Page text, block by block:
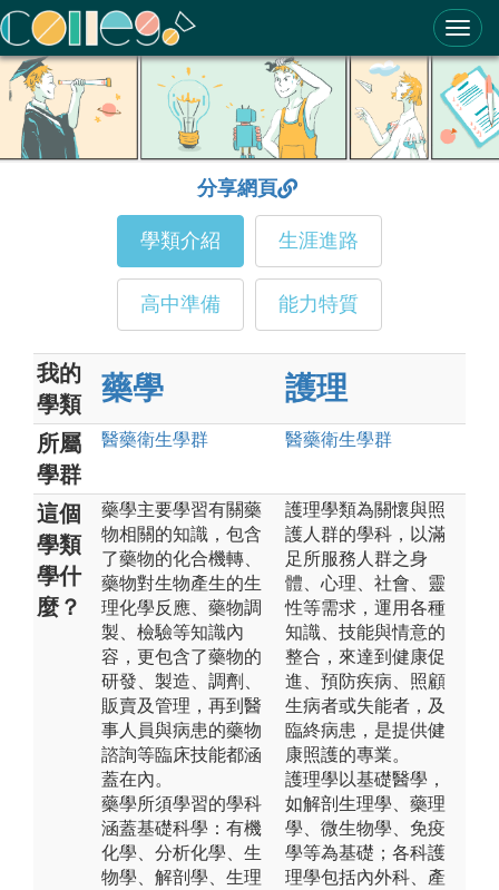
ColleGo! 大學選才與高中育才輔助系統
分享網頁
學類介紹 生涯進路
高中準備 能力特質
我的
學類
藥學 護理
所屬
學群
醫藥衛生學群 醫藥衛生學群
這個
學類
學什
麼？
藥學主要學習有關藥
物相關的知識，包含
了藥物的化合機轉、
藥物對生物產生的生
理化學反應、藥物調
製、檢驗等知識內
容，更包含了藥物的
研發、製造、調劑、
販賣及管理，再到醫
事人員與病患的藥物
諮詢等臨床技能都涵
蓋在內。
藥學所須學習的學科
涵蓋基礎科學：有機
化學、分析化學、生
物學、解剖學、生理
護理學類為關懷與照
護人群的學科，以滿
足所服務人群之身
體、心理、社會、靈
性等需求，運用各種
知識、技能與情意的
整合，來達到健康促
進、預防疾病、照顧
生病者或失能者，及
臨終病患，是提供健
康照護的專業。
護理學以基礎醫學，
如解剖生理學、藥理
學、微生物學、免疫
學等為基礎；各科護
理學包括內外科、產